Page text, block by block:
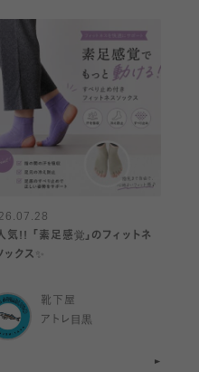
気!! 「素足感覚」のフィットネ
ックス✨️
靴下屋
アトレ目黒